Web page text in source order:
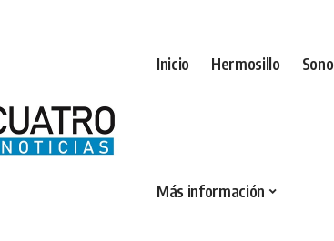
Inicio Hermosillo
Más información